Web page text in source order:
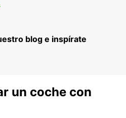
blog e inspírate
un coche con